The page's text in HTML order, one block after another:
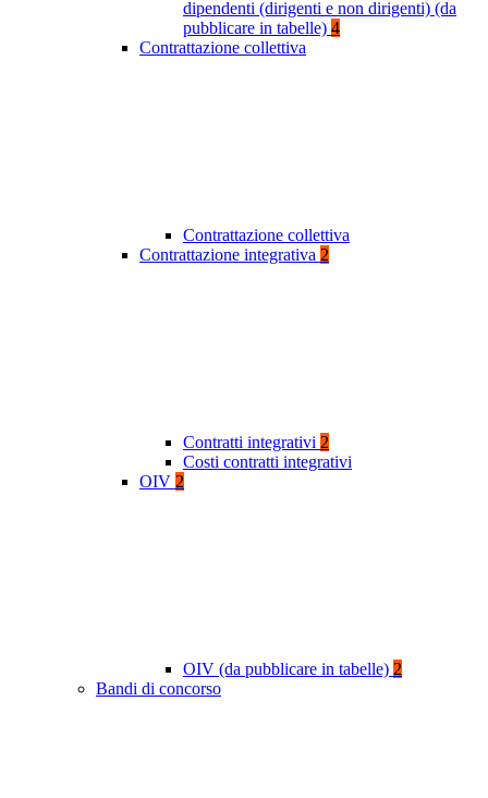
dipendenti (dirigenti e non dirigenti) (da
pubblicare in tabelle) 4
Contrattazione collettiva
Contrattazione collettiva
Contrattazione integrativa 2
Contratti integrativi 2
Costi contratti integrativi
OIV 2
OIV (da pubblicare in tabelle) 2
Bandi di concorso